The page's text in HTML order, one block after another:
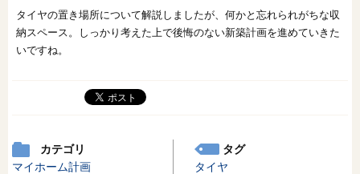
タイヤの置き場所について解説しましたが、何かと忘れられがちな収
納スペース。しっかり考えた上で後悔のない新築計画を進めていきた
いですね。
カテゴリ
マイホーム計画
タグ
タイヤ